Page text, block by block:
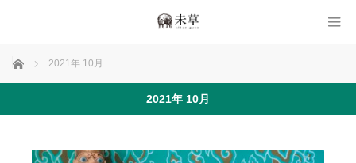
ホーム 2021年 10月
2021年 10月